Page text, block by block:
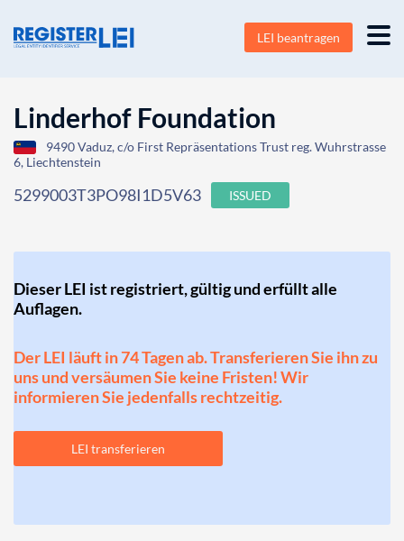
LEI beantragen
Linderhof Foundation
9490 Vaduz, c/o First Repräsentations Trust reg. Wuhrstrasse
6, Liechtenstein
5299003T3PO98I1D5V63 ISSUED
Dieser LEI ist registriert, gültig und erfüllt alle
Auflagen.
Der LEI läuft in 74 Tagen ab. Transferieren Sie ihn zu
uns und versäumen Sie keine Fristen! Wir
informieren Sie jedenfalls rechtzeitig.
LEI transferieren